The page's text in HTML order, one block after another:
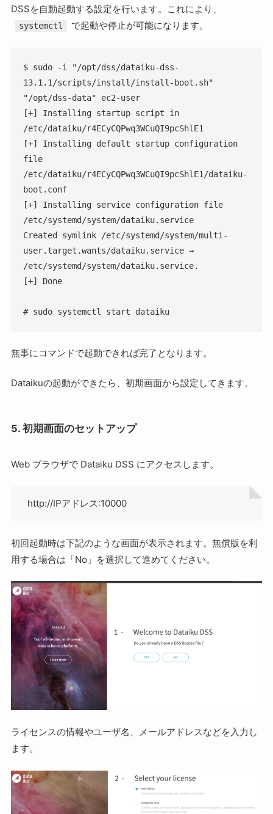
DSSを自動起動する設定を行います。これにより、
systemctl で起動や停止が可能になります。
$ sudo -i "/opt/dss/dataiku-dss-
13.1.1/scripts/install/install-boot.sh"
"/opt/dss-data" ec2-user
[+] Installing startup script in
/etc/dataiku/r4ECyCQPwq3WCuQI9pcShlE1
[+] Installing default startup configuration
file
/etc/dataiku/r4ECyCQPwq3WCuQI9pcShlE1/dataiku-
boot.conf
[+] Installing service configuration file
/etc/systemd/system/dataiku.service
Created symlink /etc/systemd/system/multi-
user.target.wants/dataiku.service →
/etc/systemd/system/dataiku.service.
[+] Done
# sudo systemctl start dataiku
無事にコマンドで起動できれば完了となります。
Dataikuの起動ができたら、初期画面から設定してきます。
5. 初期画面のセットアップ
Web ブラウザで Dataiku DSS にアクセスします。
http://IPアドレス:10000
初回起動時は下記のような画面が表示されます。無償版を利
用する場合は「No」を選択して進めてください。
ライセンスの情報やユーザ名、メールアドレスなどを入力し
ます。